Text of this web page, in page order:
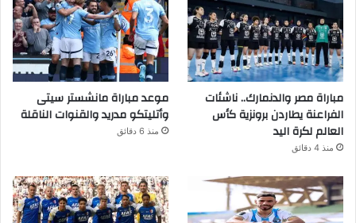
مباراة مصر والدنمارك.. ناشئات
الفراعنة يطاردن برونزية كأس
العالم لكرة اليد
منذ 4 دقائق
موعد مباراة مانشستر سيتى
وأتليتكو مدريد والقنوات الناقلة
منذ 6 دقائق